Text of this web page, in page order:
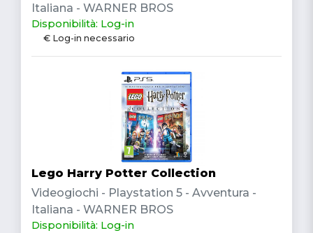
Italiana - WARNER BROS
Disponibilità: Log-in
€ Log-in necessario
Lego Harry Potter Collection
Videogiochi - Playstation 5 - Avventura -
Italiana - WARNER BROS
Disponibilità: Log-in